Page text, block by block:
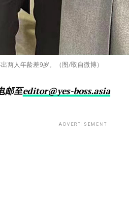
两人年龄差9岁。（图/取自微博）
邮至editor@yes-boss.asia
ADVERTISEMENT